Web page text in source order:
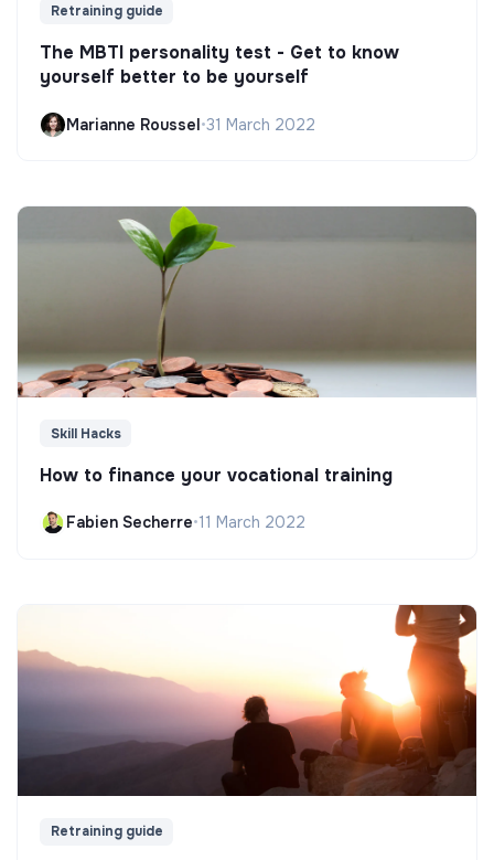
Retraining guide
The MBTI personality test - Get to know
yourself better to be yourself
Marianne Roussel•31 March 2022
Skill Hacks
How to finance your vocational training
Fabien Secherre•11 March 2022
Retraining guide